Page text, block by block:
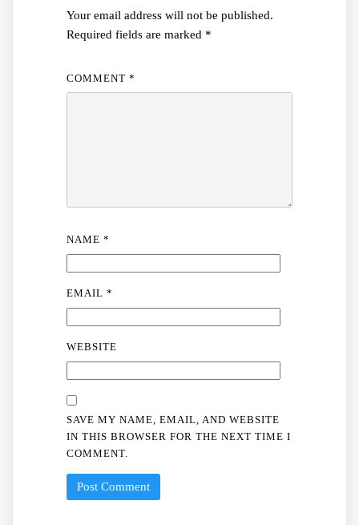
Your email address will not be published.
Required fields are marked *
COMMENT *
NAME *
EMAIL *
WEBSITE
SAVE MY NAME, EMAIL, AND WEBSITE
IN THIS BROWSER FOR THE NEXT TIME I
COMMENT.